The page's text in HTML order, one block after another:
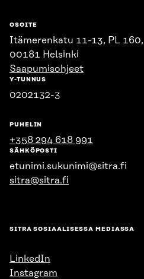
OSOITE
Itämerenkatu 11-13, PL 160,
00181 Helsinki
Saapumisohjeet
Y-TUNNUS
0202132-3
PUHELIN
+358 294 618 991
SÄHKÖPOSTI
etunimi.sukunimi@sitra.fi
sitra@sitra.fi
SITRA SOSIAALISESSA MEDIASSA
LinkedIn
Instagram